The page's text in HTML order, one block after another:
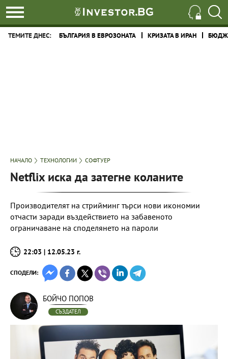
ТЕМИТЕ ДНЕС: БЪЛГАРИЯ В ЕВРОЗОНАТА КРИЗАТА В ИРАН
НАЧАЛО ТЕХНОЛОГИИ СОФТУЕР
Netflix иска да затегне коланите
Производителят на стрийминг търси нови икономии
отчасти заради въздействието на забавеното
ограничаване на споделянето на пароли
22:03 | 12.05.23 г.
СПОДЕЛИ:
БОЙЧО ПОПОВ
СЪЗДАТЕЛ